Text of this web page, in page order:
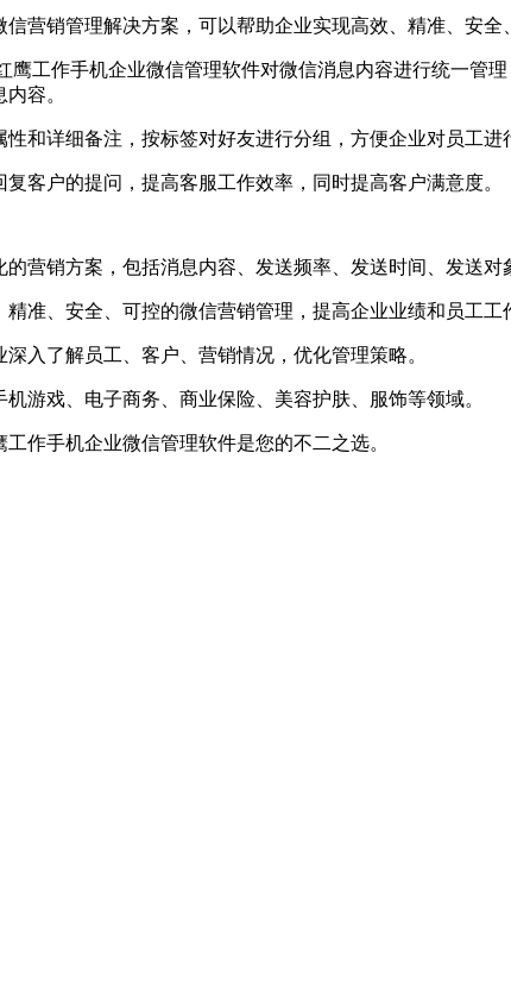
营销管理解决方案，可以帮助企业实现高效、精准、安全
工作手机企业微信管理软件对微信消息内容进行统一管
容。
和详细备注，按标签对好友进行分组，方便企业对员工进
客户的提问，提高客服工作效率，同时提高客户满意度。
营销方案，包括消息内容、发送频率、发送时间、发送对
准、安全、可控的微信营销管理，提高企业业绩和员工工
入了解员工、客户、营销情况，优化管理策略。
游戏、电子商务、商业保险、美容护肤、服饰等领域。
作手机企业微信管理软件是您的不二之选。